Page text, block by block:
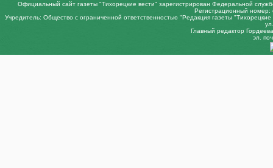
Официальный сайт газеты "Тихорецкие вести" зарегистрирован Федеральной
Регистрационный
Учредитель: Общество с ограниченной ответственностью "Редакция газеты
Главный редактор
эл.